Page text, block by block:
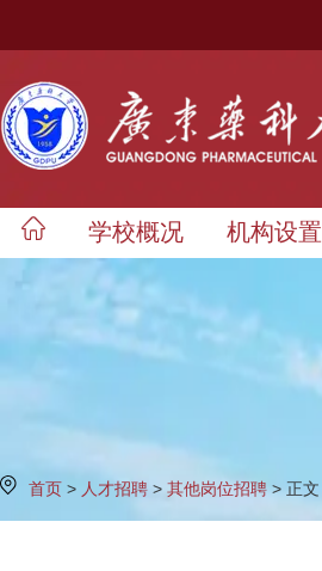
学校概况 机构设置
首页 > 人才招聘 > 其他岗位招聘 > 正文